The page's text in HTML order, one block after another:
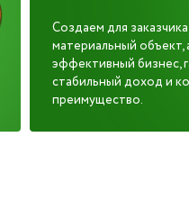
Создаем для
материальный
эффективный бизнес,
стабильный доход и
преимущество.